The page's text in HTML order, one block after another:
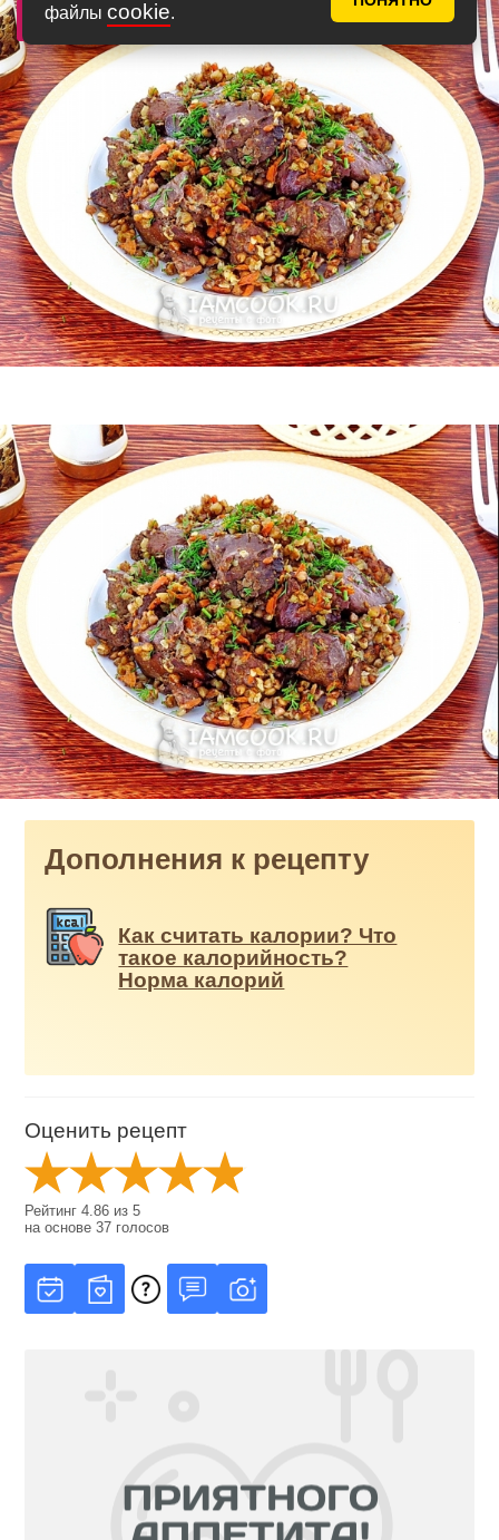
файлы cookie.
Фото 12
Дополнения к рецепту
Как считать калории? Что
такое калорийность?
Норма калорий
Оценить рецепт
Рейтинг4.86 из5
на основе37 голосов